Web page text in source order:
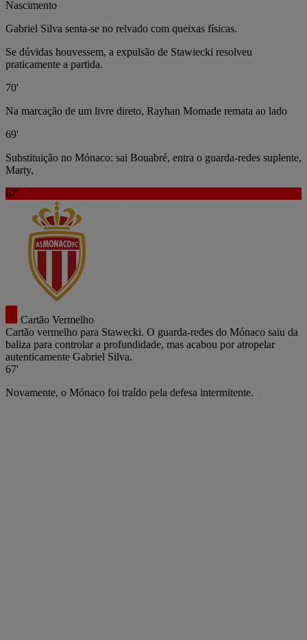
Nascimento
Gabriel Silva senta-se no relvado com queixas físicas.
Se dúvidas houvessem, a expulsão de Stawiecki resolveu
praticamente a partida.
70'
Na marcação de um livre direto, Rayhan Momade remata ao lado
69'
Substituição no Mónaco: sai Bouabré, entra o guarda-redes suplente,
Marty,
67'
Cartão Vermelho
Cartão vermelho para Stawecki. O guarda-redes do Mónaco saiu da
baliza para controlar a profundidade, mas acabou por atropelar
autenticamente Gabriel Silva.
67'
Novamente, o Mónaco foi traído pela defesa intermitente.